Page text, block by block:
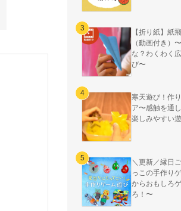
【折り紙】紙
（動画付き）
な？わくわく
び〜
寒天遊び！作
ア〜感触を通
楽しみやすい
＼更新／縁日
っこの手作り
からおもしろ
ろ！〜